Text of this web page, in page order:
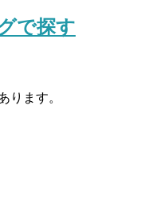
で探す
ります。